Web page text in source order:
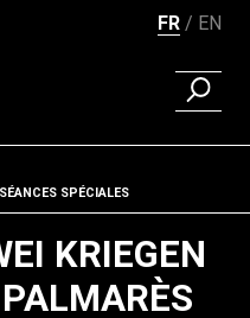
FR EN
d'ariane
SÉANCES SPÉCIALES
KRIEGEN